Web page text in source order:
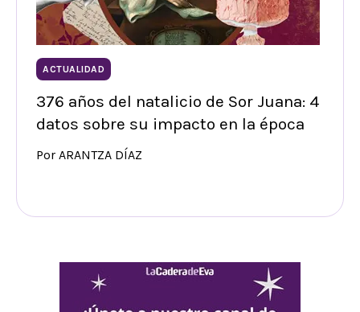
ACTUALIDAD
376 años del natalicio de Sor Juana: 4
datos sobre su impacto en la época
Por ARANTZA DÍAZ